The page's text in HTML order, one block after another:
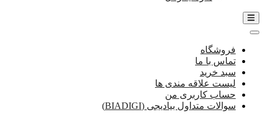
فروشگاه
تماس با ما
سبد خرید
لیست علاقه مندی ها
حساب کاربری من
سوالات متداول بیادیجی (BIADIGI)